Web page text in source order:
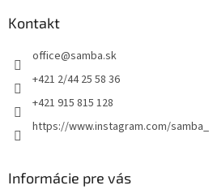
Kontakt
office@samba.sk
+421 2/44 25 58 36
+421 915 815 128
https://www.instagram.com/
Informácie pre vás